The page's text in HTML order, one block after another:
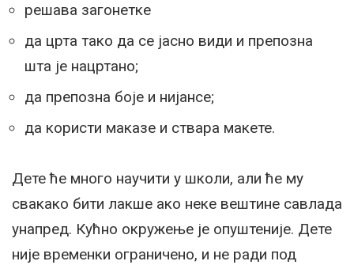
решава загонетке
да црта тако да се јасно види и препозна
шта је нацртано;
да препозна боје и нијансе;
да користи маказе и ствара макете.
Дете ће много научити у школи, али ће му
свакако бити лакше ако неке вештине савлада
унапред. Кућно окружење је опуштеније. Дете
није временки ограничено, и не ради под